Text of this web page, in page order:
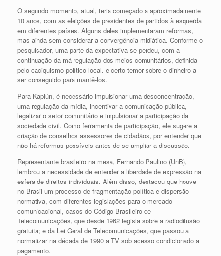
O segundo momento, atual, teria começado a aproximadamente
10 anos, com as eleições de presidentes de partidos à esquerda
em diferentes países. Alguns deles implementaram reformas,
mas ainda sem considerar a convergência midiática. Conforme o
pesquisador, uma parte da expectativa se perdeu, com a
continuação da má regulação dos meios comunitários, definida
pelo caciquismo político local, e certo temor sobre o dinheiro a
ser conseguido para mantê-los.
Para Kaplún, é necessário impulsionar uma desconcentração,
uma regulação da mídia, incentivar a comunicação pública,
legalizar o setor comunitário e impulsionar a participação da
sociedade civil. Como ferramenta de participação, ele sugere a
criação de conselhos assessores de cidadãos, por entender que
não há reformas possíveis antes de se ampliar a discussão.
Representante brasileiro na mesa, Fernando Paulino (UnB),
lembrou a necessidade de entender a liberdade de expressão na
esfera de direitos individuais. Além disso, destacou que houve
no Brasil um processo de fragmentação política e dispersão
normativa, com diferentes legislações para o mercado
comunicacional, casos do Código Brasileiro de
Telecomunicações, que desde 1962 legisla sobre a radiodifusão
gratuita; e da Lei Geral de Telecomunicações, que passou a
normatizar na década de 1990 a TV sob acesso condicionado a
pagamento.